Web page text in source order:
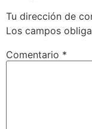
Tu dirección de
Los campos
Comentario *